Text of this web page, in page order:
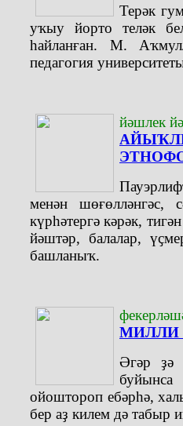
Терәк
уҡыу йорто теләк
һайланған. М.
педагогия
йәшлек
менән шөғөлләнгәс,
күрһәтергә кәрәк,
йәштәр, балалар,
башланыҡ.
МИЛЛИ
Әгәр ҙә
ойоштороп ебәрһә,
бер аҙ килем дә табыр